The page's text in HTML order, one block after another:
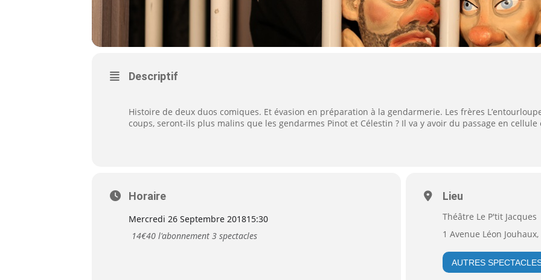
Descriptif
Histoire de deux duos comiques. Et évasion en préparation à la gendarmerie. Les frères
coups, seront-ils plus malins que les gendarmes Pinot et Célestin ? Il va y avoir du passage en cellule
Horaire
Mercredi 26 Septembre 201815:30
14€40 l'abonnement 3 spectacles
Lieu
Théâtre Le P'tit Jacques
1 Avenue Léon
AUTRES